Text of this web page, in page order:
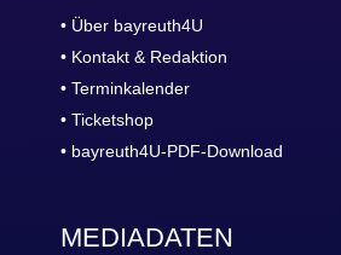
• Über bayreuth4U
• Kontakt & Redaktion
• Terminkalender
• Ticketshop
• bayreuth4U-PDF-Download
MEDIADATEN